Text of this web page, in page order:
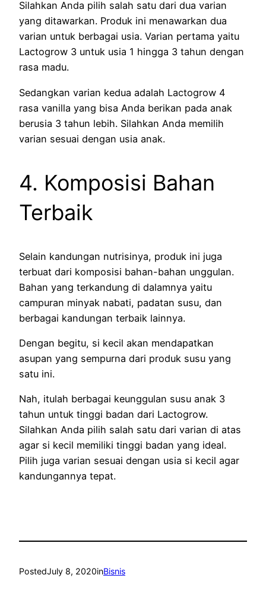
Silahkan Anda pilih salah satu dari dua varian
yang ditawarkan. Produk ini menawarkan dua
varian untuk berbagai usia. Varian pertama yaitu
Lactogrow 3 untuk usia 1 hingga 3 tahun dengan
rasa madu.
Sedangkan varian kedua adalah Lactogrow 4
rasa vanilla yang bisa Anda berikan pada anak
berusia 3 tahun lebih. Silahkan Anda memilih
varian sesuai dengan usia anak.
4. Komposisi Bahan
Terbaik
Selain kandungan nutrisinya, produk ini juga
terbuat dari komposisi bahan-bahan unggulan.
Bahan yang terkandung di dalamnya yaitu
campuran minyak nabati, padatan susu, dan
berbagai kandungan terbaik lainnya.
Dengan begitu, si kecil akan mendapatkan
asupan yang sempurna dari produk susu yang
satu ini.
Nah, itulah berbagai keunggulan susu anak 3
tahun untuk tinggi badan dari Lactogrow.
Silahkan Anda pilih salah satu dari varian di atas
agar si kecil memiliki tinggi badan yang ideal.
Pilih juga varian sesuai dengan usia si kecil agar
kandungannya tepat.
PostedJuly 8, 2020inBisnis